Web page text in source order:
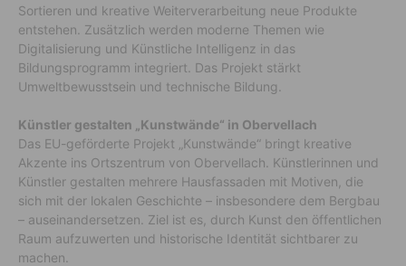
Sortieren und kreative Weiterverarbeitung neue Produkte
entstehen. Zusätzlich werden moderne Themen wie
Digitalisierung und Künstliche Intelligenz in das
Bildungsprogramm integriert. Das Projekt stärkt
Umweltbewusstsein und technische Bildung.
Künstler gestalten „Kunstwände“ in Obervellach
Das EU-geförderte Projekt „Kunstwände“ bringt kreative
Akzente ins Ortszentrum von Obervellach. Künstlerinnen und
Künstler gestalten mehrere Hausfassaden mit Motiven, die
sich mit der lokalen Geschichte – insbesondere dem Bergbau
– auseinandersetzen. Ziel ist es, durch Kunst den öffentlichen
Raum aufzuwerten und historische Identität sichtbarer zu
machen.